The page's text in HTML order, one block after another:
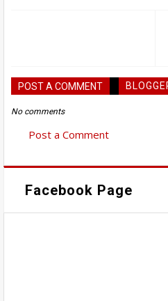
POST A COMMENT
No comments
Post a Comment
Facebook Page